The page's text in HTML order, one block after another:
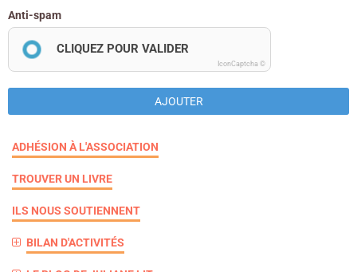
Anti-spam
CLIQUEZ POUR VALIDER
IconCaptcha ©
AJOUTER
ADHÉSION À L'ASSOCIATION
TROUVER UN LIVRE
ILS NOUS SOUTIENNENT
BILAN D'ACTIVITÉS